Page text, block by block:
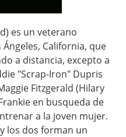
es un veterano
California, que
a distancia, excepto a
"Scrap-Iron" Dupris
Fitzgerald (Hilary
en busqueda de
a la joven mujer.
los dos forman un